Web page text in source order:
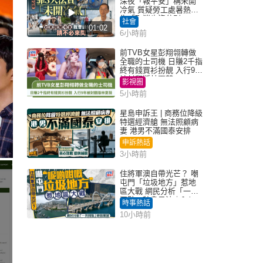
01:02
冷氣 質疑勞工處暑熱警
告「取消也沒分別」
社會
6小時前
前TVB女星彭翔翎轉做
全職的士司機 日賺2千指
終有錢買衫扮靚 入行9年
被封翻版林夏薇
影視圈
5小時前
星島申訴王 | 商務位降級
特選經濟艙 無法照顧病
妻 港男不滿國泰安排
申訴熱話
3小時前
住將軍澳自帶光芒？ 嘲
屯門「垃圾地方」惹地
區大戰 網民分析「一共
同點」秒息風波｜Juicy
叮
時事熱話
10小時前